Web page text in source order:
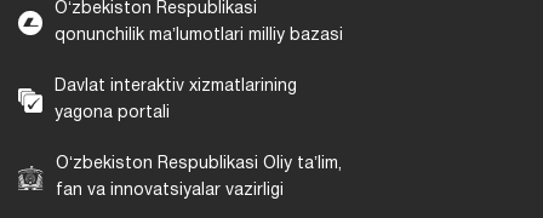
Oʻzbekiston Respublikasi
qonunchilik maʼlumotlari milliy bazasi
Davlat interaktiv xizmatlarining
yagona portali
Oʻzbekiston Respublikasi Oliy taʼlim,
fan va innovatsiyalar vazirligi